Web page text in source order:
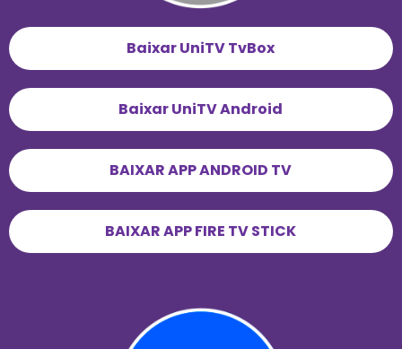
Baixar UniTV TvBox
Baixar UniTV Android
BAIXAR APP ANDROID TV
BAIXAR APP FIRE TV STICK